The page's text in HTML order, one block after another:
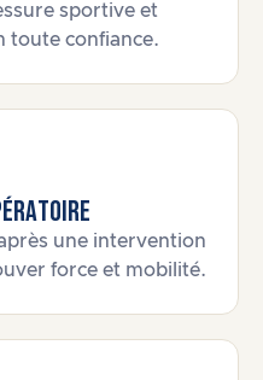
sportive et
toute confiance.
une intervention
force et mobilité.